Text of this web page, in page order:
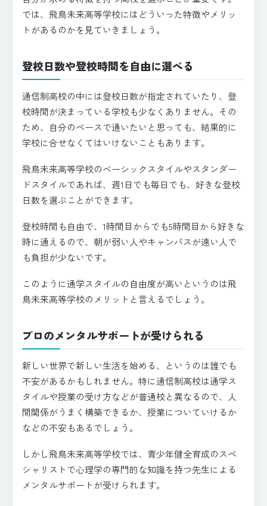
では、飛鳥未来高等学校にはどういった特徴やメリッ
トがあるのかを見ていきましょう。
登校日数や登校時間を自由に選べる
通信制高校の中には登校日数が指定されていたり、登
校時間が決まっている学校も少なくありません。その
ため、自分のペースで通いたいと思っても、結果的に
学校に合せなくてはいけないこともあります。
飛鳥未来高等学校のベーシックスタイルやスタンダー
ドスタイルであれば、週1日でも毎日でも、好きな登校
日数を選ぶことができます。
登校時間も自由で、1時間目からでも5時間目から好きな
時に通えるので、朝が弱い人やキャンパスが遠い人で
も負担が少ないです。
このように通学スタイルの自由度が高いというのは飛
鳥未来高等学校のメリットと言えるでしょう。
プロのメンタルサポートが受けられる
新しい世界で新しい生活を始める、というのは誰でも
不安があるかもしれません。特に通信制高校は通学ス
タイルや授業の受け方などが普通校と異なるので、人
間関係がうまく構築できるか、授業についていけるか
などの不安もあるでしょう。
しかし飛鳥未来高等学校では、青少年健全育成のスペ
シャリストで心理学の専門的な知識を持つ先生による
メンタルサポートが受けられます。